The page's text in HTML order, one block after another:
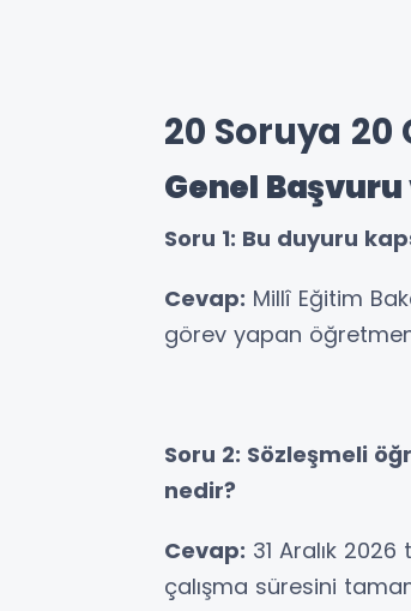
20 Soruya 20
Genel
Soru 1: Bu duyuru
Cevap: Millî Eğitim
görev yapan
Soru 2: Sözleşmeli
nedir?
Cevap: 31 Aralık
çalışma süresini